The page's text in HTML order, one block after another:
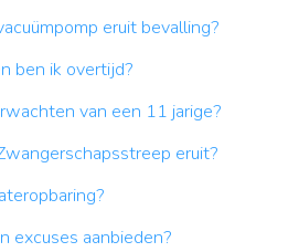
eruit bevalling?
ben ik overtijd?
van een 11 jarige?
eruit?
excuses aanbieden?